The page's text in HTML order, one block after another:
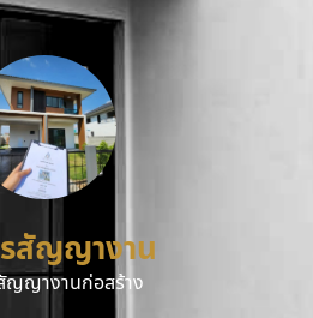
สัญญางาน
ญญางานก่อสร้าง